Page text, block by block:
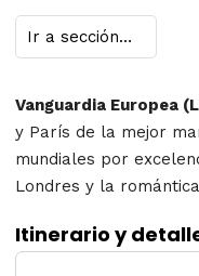
Vanguardia Europea
y París de la mejor
mundiales por
Londres y la
Itinerario y